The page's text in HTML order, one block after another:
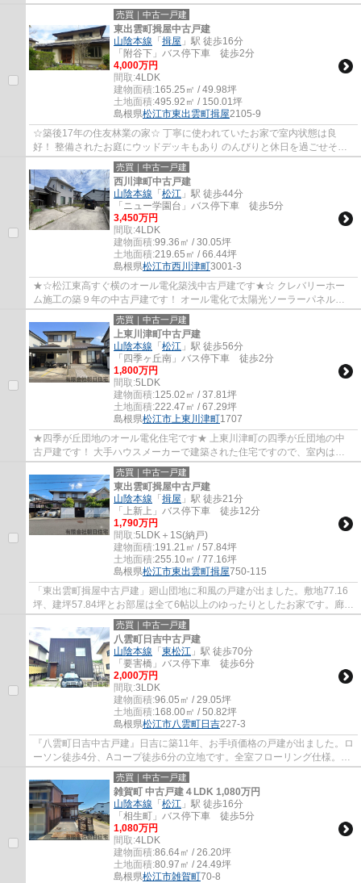
めです。母屋と離れの間にある中庭は、目の...
売買｜中古一戸建
東出雲町揖屋中古戸建
山陰本線 「揖屋 」駅 徒歩16分
「附谷下」バス停下車 徒歩2分
4,000万円
間取:4LDK
建物面積:165.25㎡ / 49.98坪
土地面積:495.92㎡ / 150.01坪
島根県松江市東出雲町揖屋2105-9
☆築後17年の住友林業の家☆ 丁寧に使われていたお家で室内状態は良
好！ 整備されたお庭にウッドデッキもあり のんびりと休日を過ごせそう
ですね♩ 書斎もありますし各お部屋も大きくゆと...
売買｜中古一戸建
西川津町中古戸建
山陰本線 「松江 」駅 徒歩44分
「ニュー学園台」バス停下車 徒歩5分
3,450万円
間取:4LDK
建物面積:99.36㎡ / 30.05坪
土地面積:219.65㎡ / 66.44坪
島根県松江市西川津町3001-3
★☆松江東高すぐ横のオール電化築浅中古戸建です★☆ クレバリーホー
ム施工の築９年の中古戸建です！ オール電化で太陽光ソーラーパネル付
きなので、省エネ性抜群の住宅です！蓄電池も付...
売買｜中古一戸建
上東川津町中古戸建
山陰本線 「松江 」駅 徒歩56分
「四季ヶ丘南」バス停下車 徒歩2分
1,800万円
間取:5LDK
建物面積:125.02㎡ / 37.81坪
土地面積:222.47㎡ / 67.29坪
島根県松江市上東川津町1707
★四季が丘団地のオール電化住宅です★ 上東川津町の四季が丘団地の中
古戸建です！ 大手ハウスメーカーで建築された住宅ですので、室内はと
ってもしっかりした造りになってます(^o^)丿 ...
売買｜中古一戸建
東出雲町揖屋中古戸建
山陰本線 「揖屋 」駅 徒歩21分
「上新上」バス停下車 徒歩12分
1,790万円
間取:5LDK＋1S(納戸)
建物面積:191.21㎡ / 57.84坪
土地面積:255.10㎡ / 77.16坪
島根県松江市東出雲町揖屋750-115
「東出雲町揖屋中古戸建」廻山団地に和風の戸建が出ました。敷地77.16
坪、建坪57.84坪とお部屋は全て6帖以上のゆったりとしたお家です。廊
下、水回りが明るく広いのも魅力です。敷地内...
売買｜中古一戸建
八雲町日吉中古戸建
山陰本線 「東松江 」駅 徒歩70分
「要害橋」バス停下車 徒歩6分
2,000万円
間取:3LDK
建物面積:96.05㎡ / 29.05坪
土地面積:168.00㎡ / 50.82坪
島根県松江市八雲町日吉227-3
『八雲町日吉中古戸建』日吉に築11年、お手頃価格の戸建が出ました。ロ
ーソン徒歩4分、Aコープ徒歩6分の立地です。全室フローリング仕様。
20.5帖の吹抜けのあるリビングが明るく開放的...
売買｜中古一戸建
雑賀町 中古戸建４LDK 1,080万円
山陰本線 「松江 」駅 徒歩16分
「相生町」バス停下車 徒歩5分
1,080万円
間取:4LDK
建物面積:86.64㎡ / 26.20坪
土地面積:80.97㎡ / 24.49坪
島根県松江市雑賀町70-8